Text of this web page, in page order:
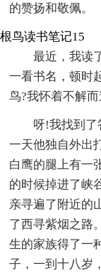
的赞扬和敬佩。
根鸟读书笔记15
最近，我读
一看书名，顿时
鸟?我怀着不解
呀!我找到了
一天他独自外出
白鹰的腿上有一
的时候掉进了峡
亲寻遍了附近的
了西寻紫烟之路
生的家族得了一
子，一到十八岁